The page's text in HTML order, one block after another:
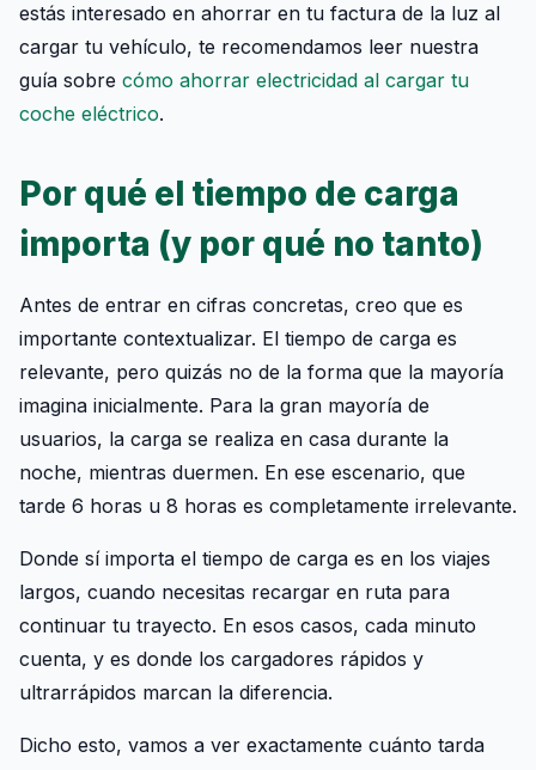
estás interesado en ahorrar en tu factura de la luz al
cargar tu vehículo, te recomendamos leer nuestra
guía sobre cómo ahorrar electricidad al cargar tu
coche eléctrico.
Por qué el tiempo de carga
importa (y por qué no tanto)
Antes de entrar en cifras concretas, creo que es
importante contextualizar. El tiempo de carga es
relevante, pero quizás no de la forma que la mayoría
imagina inicialmente. Para la gran mayoría de
usuarios, la carga se realiza en casa durante la
noche, mientras duermen. En ese escenario, que
tarde 6 horas u 8 horas es completamente irrelevante.
Donde sí importa el tiempo de carga es en los viajes
largos, cuando necesitas recargar en ruta para
continuar tu trayecto. En esos casos, cada minuto
cuenta, y es donde los cargadores rápidos y
ultrarrápidos marcan la diferencia.
Dicho esto, vamos a ver exactamente cuánto tarda